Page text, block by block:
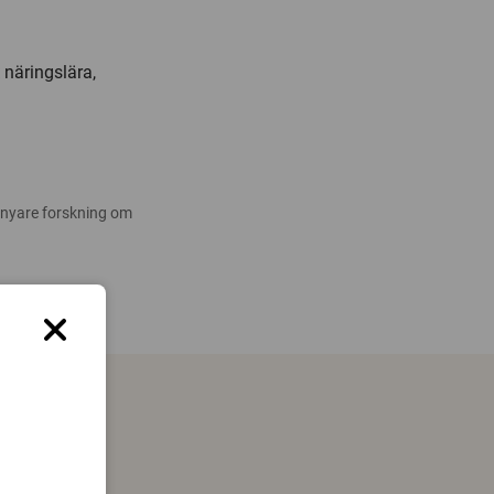
forskning om